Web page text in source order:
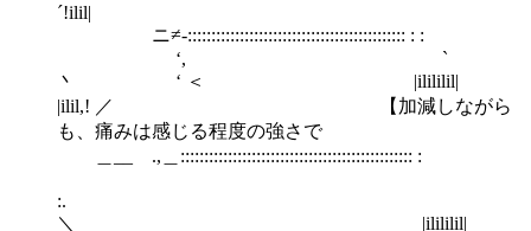
´!ilil|
ニ≠-:::::::::::::::::::::::::::::::::::::::::::::: : :
‘, `
丶 ‘ ＜ |ilililil|
|ilil,! ／ 【加減しながら
も、痛みは感じる程度の強さで
＿__ .,＿::::::::::::::::::::::::::::::::::::::::::::::::: :
:.
＼ |ilililil|